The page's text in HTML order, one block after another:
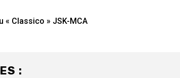
« Classico » JSK-MCA
: